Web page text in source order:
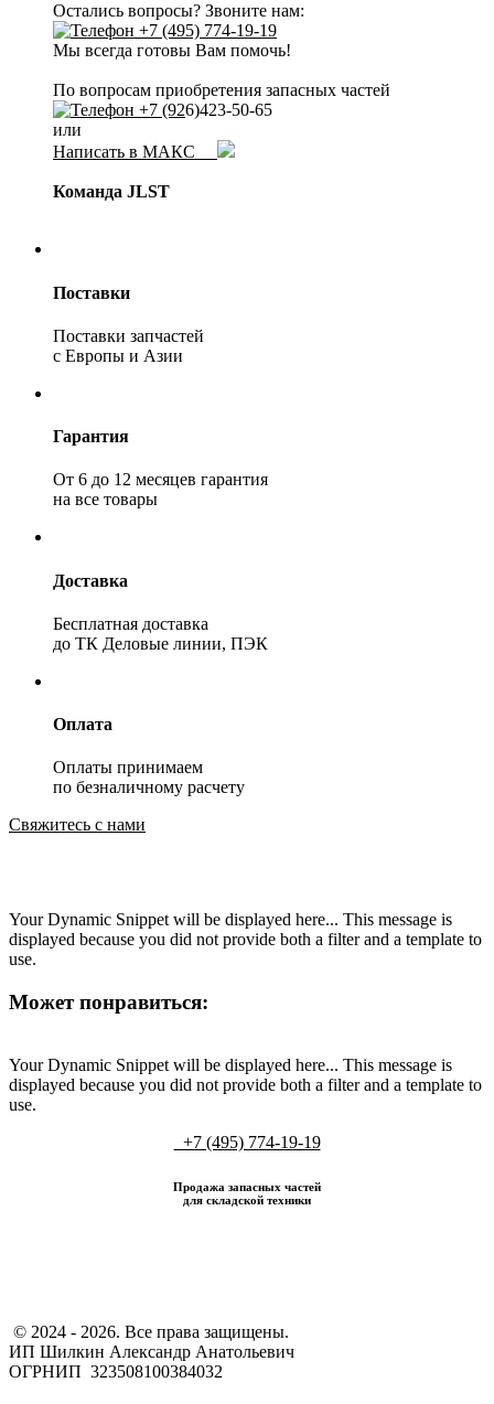
Остались вопросы? Звоните нам:
+7 (495) 774-19-19
Мы всегда готовы Вам помочь!
По вопросам приобретения запасных частей
+7 (926)423-50-65
или
Написать в МАКС
Команда JLST
Поставки
Поставки запчастей
с Европы и Азии
Гарантия
От 6 до 12 месяцев гарантия
на все товары
Доставка
Бесплатная доставка
до ТК Деловые линии, ПЭК
Оплата
Оплаты принимаем
по безналичному расчету
Свяжитесь с нами
Your Dynamic Snippet will be displayed here... This message is
displayed because you did not provide both a filter and a template to
use.
Может понравиться:
Your Dynamic Snippet will be displayed here... This message is
displayed because you did not provide both a filter and a template to
use.
+7 (495) 774-19-19
Продажа запасных частей
для складской техники
​ © 2024 - 2026. Все права защищены.
ИП Шилкин Александр Анатольевич
ОГРНИП 323508100384032